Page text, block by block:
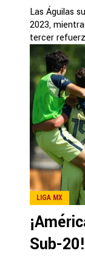
Las Águilas
2023,
tercer
LIGA MX
Sub-20!